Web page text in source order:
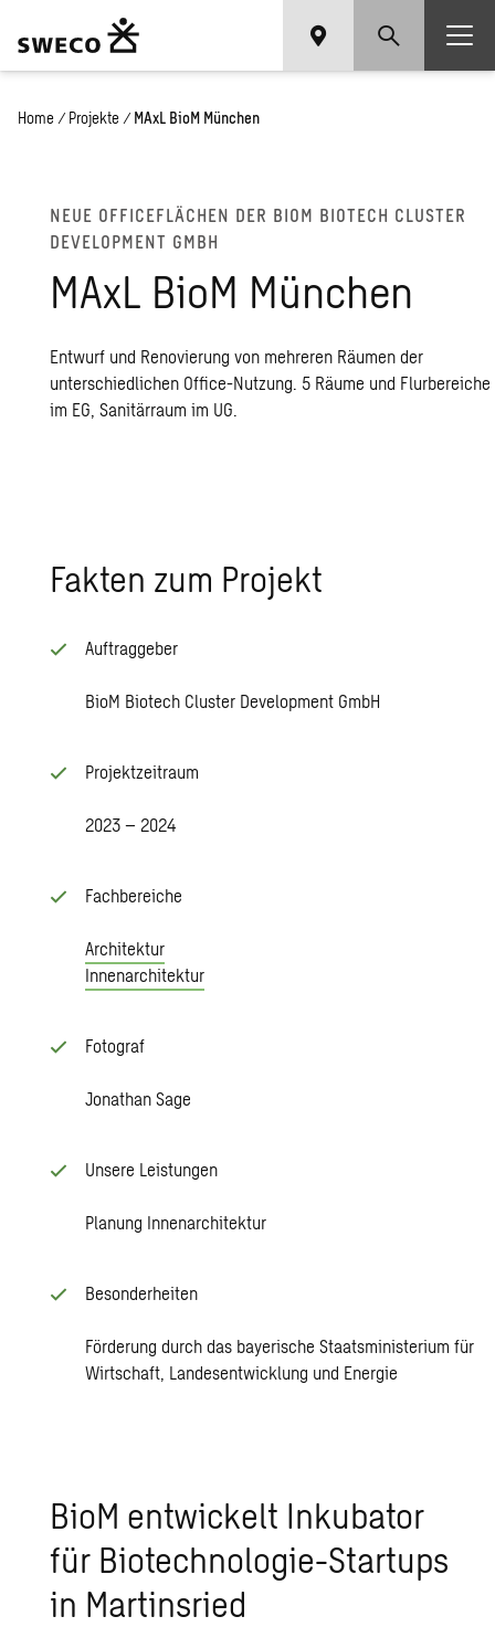
Home / Projekte / MAxL BioM München
NEUE OFFICEFLÄCHEN DER BIOM BIOTECH CLUSTER
DEVELOPMENT GMBH
MAxL BioM München
Entwurf und Renovierung von mehreren Räumen der
unterschiedlichen Office-Nutzung. 5 Räume und Flurbereiche
im EG, Sanitärraum im UG.
Fakten zum Projekt
Auftraggeber
BioM Biotech Cluster Development GmbH
Projektzeitraum
2023 – 2024
Fachbereiche
Architektur
Innenarchitektur
Fotograf
Jonathan Sage
Unsere Leistungen
Planung Innenarchitektur
Besonderheiten
Förderung durch das bayerische Staatsministerium für
Wirtschaft, Landesentwicklung und Energie
BioM entwickelt Inkubator
für Biotechnologie-Startups
in Martinsried